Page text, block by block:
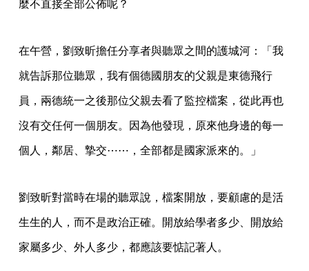
麼不直接全部公佈呢？
在午營，劉致昕擔任分享者與聽眾之間的護城河：「我
就告訴那位聽眾，我有個德國朋友的父親是東德飛行
員，兩德統一之後那位父親去看了監控檔案，從此再也
沒有交任何一個朋友。因為他發現，原來他身邊的每一
個人，鄰居、摯交⋯⋯，全部都是國家派來的。」
劉致昕對當時在場的聽眾說，檔案開放，要顧慮的是活
生生的人，而不是政治正確。開放給學者多少、開放給
家屬多少、外人多少，都應該要惦記著人。